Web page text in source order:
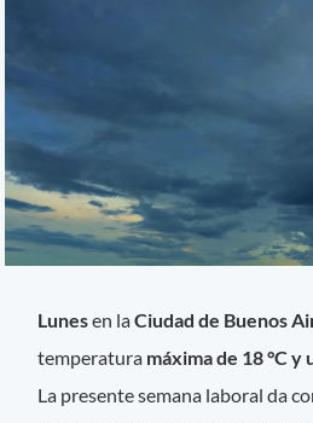
Lunesen laCiudad de Buenos
temperatura máxima de 18 °C y
La presente semana laboral da